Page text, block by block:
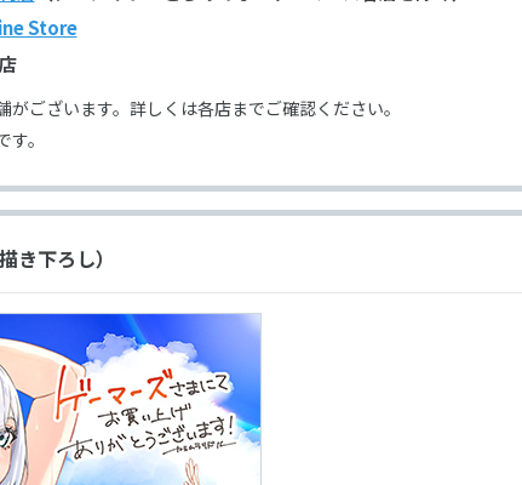
Store
がございます。詳しくは各店までご確認ください。
。
き下ろし）